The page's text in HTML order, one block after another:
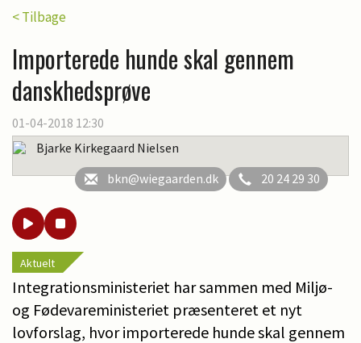
< Tilbage
Importerede hunde skal gennem
danskhedsprøve
01-04-2018 12:30
Bjarke Kirkegaard Nielsen
bkn@wiegaarden.dk
20 24 29 30
Aktuelt
Integrationsministeriet har sammen med Miljø-
og Fødevareministeriet præsenteret et nyt
lovforslag, hvor importerede hunde skal gennem